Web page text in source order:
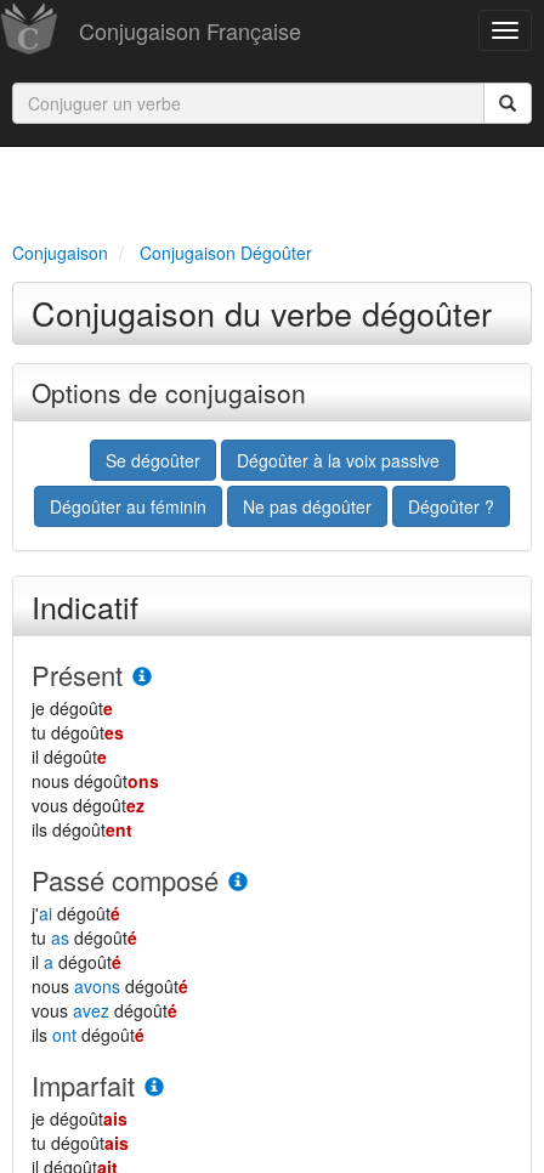
Conjugaison Française
Conjugaison Conjugaison Dégoûter
Conjugaison du verbe dégoûter
Options de conjugaison
Se dégoûter
Dégoûter à la voix passive
Dégoûter au féminin
Ne pas dégoûter Dégoûter ?
Indicatif
Présent
je dégoûte
tu dégoûtes
il dégoûte
nous dégoûtons
vous dégoûtez
ils dégoûtent
Passé composé
j'ai dégoûté
tu as dégoûté
il a dégoûté
nous avons dégoûté
vous avez dégoûté
ils ont dégoûté
Imparfait
je dégoûtais
tu dégoûtais
il dégoûtait